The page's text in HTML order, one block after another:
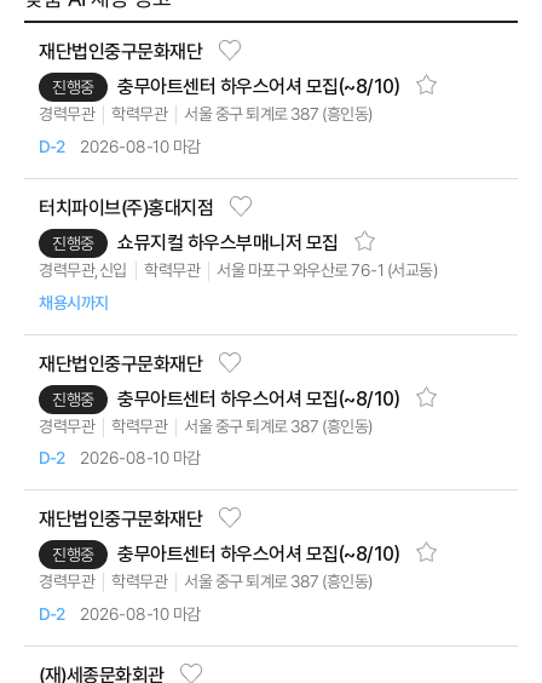
재단법인중구문화재단
진행중 충무아트센터 하우스어셔 모집(~8/10)
경력무관 학력무관 서울 중구 퇴계로 387 (흥인동)
D-2 2026-08-10 마감
터치파이브(주)홍대지점
진행중 쇼뮤지컬 하우스부매니저 모집
경력무관,신입 학력무관 서울 마포구 와우산로 76-1 (서교동)
채용시까지
재단법인중구문화재단
진행중 충무아트센터 하우스어셔 모집(~8/10)
경력무관 학력무관 서울 중구 퇴계로 387 (흥인동)
D-2 2026-08-10 마감
재단법인중구문화재단
진행중 충무아트센터 하우스어셔 모집(~8/10)
경력무관 학력무관 서울 중구 퇴계로 387 (흥인동)
D-2 2026-08-10 마감
(재)세종문화회관